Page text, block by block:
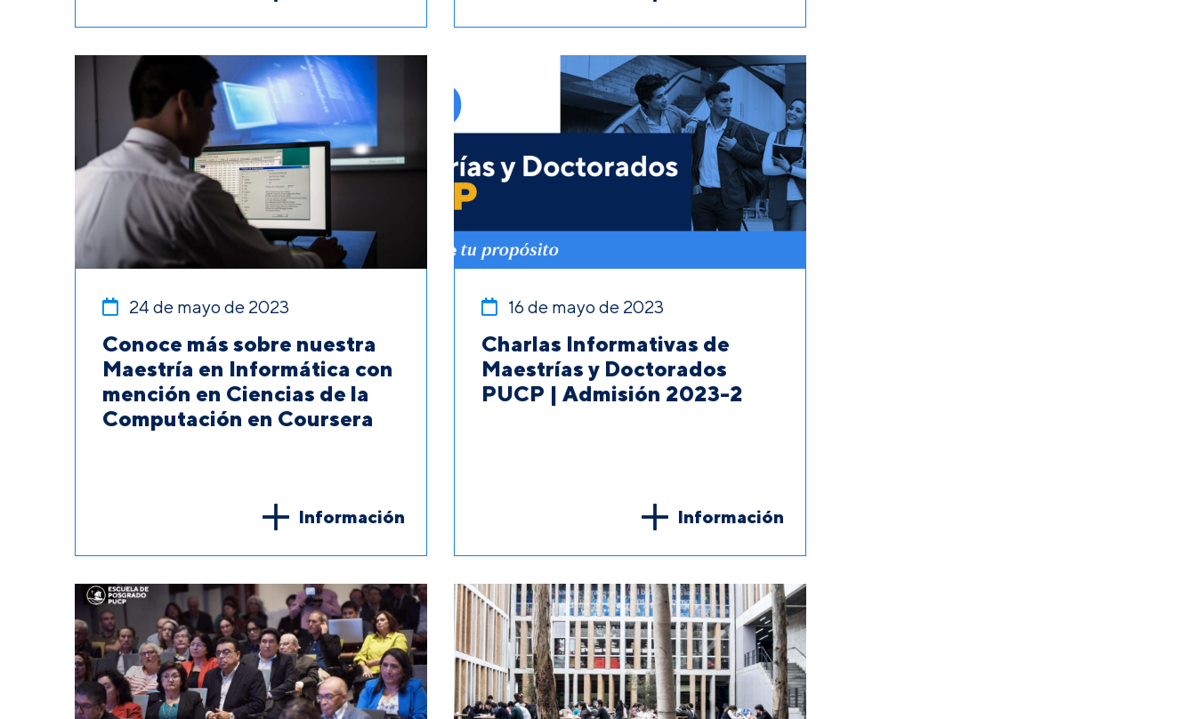
24 de mayo de 2023
Conoce más sobre nuestra
Maestría en Informática con
mención en Ciencias de la
Computación en Coursera
Información
16 de mayo de 2023
Charlas Informativas de
Maestrías y Doctorados
PUCP | Admisión 2023-2
Información